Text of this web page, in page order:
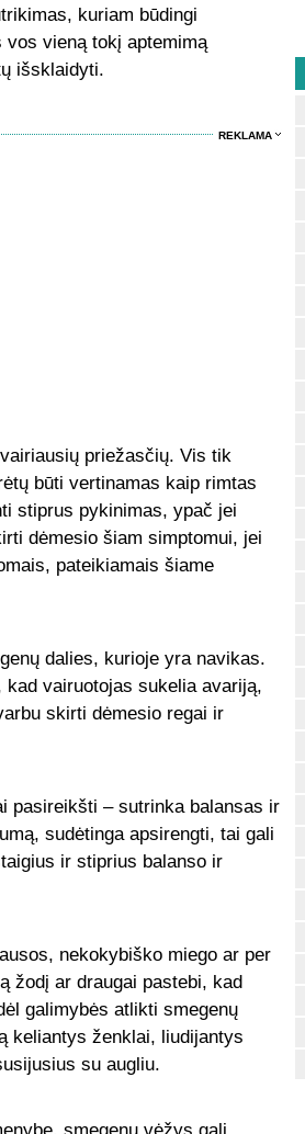
kuriam būdingi
vieną tokį aptemimą
išsklaidyti.
REKLAMA
priežasčių. Vis tik
būti vertinamas kaip rimtas
stiprus pykinimas, ypač jei
dėmesio šiam simptomui, jei
pateikiamais šiame
dalies, kurioje yra navikas.
vairuotojas sukelia avariją,
skirti dėmesio regai ir
pasireikšti – sutrinka balansas ir
sudėtinga apsirengti, tai gali
ir stiprius balanso ir
nekokybiško miego ar per
žodį ar draugai pastebi, kad
galimybės atlikti smegenų
keliantys ženklai, liudijantys
su augliu.